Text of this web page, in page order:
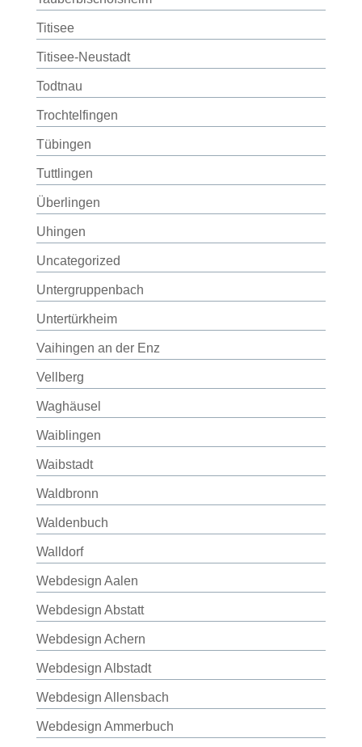
Titisee
Titisee-Neustadt
Todtnau
Trochtelfingen
Tübingen
Tuttlingen
Überlingen
Uhingen
Uncategorized
Untergruppenbach
Untertürkheim
Vaihingen an der Enz
Vellberg
Waghäusel
Waiblingen
Waibstadt
Waldbronn
Waldenbuch
Walldorf
Webdesign Aalen
Webdesign Abstatt
Webdesign Achern
Webdesign Albstadt
Webdesign Allensbach
Webdesign Ammerbuch